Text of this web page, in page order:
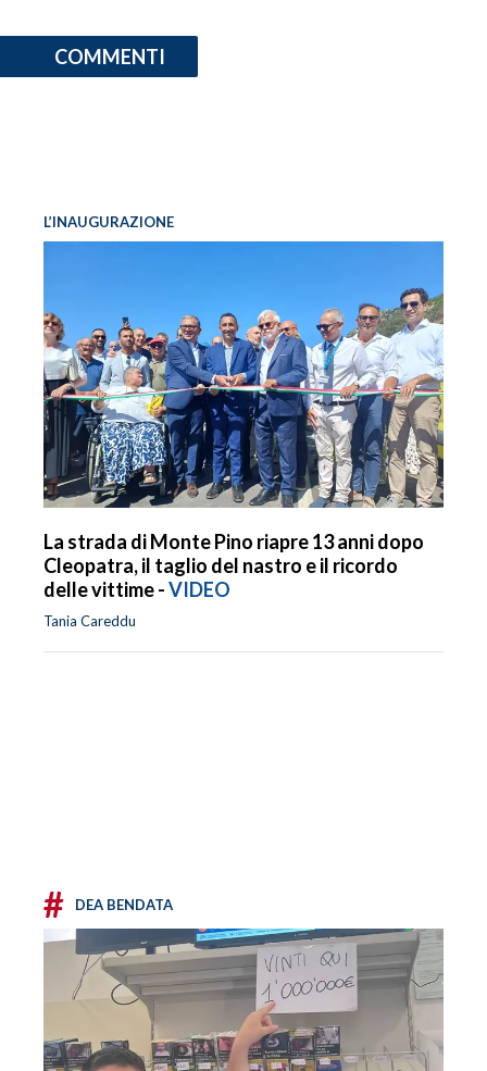
COMMENTI
L’INAUGURAZIONE
La strada di Monte Pino riapre 13 anni dopo
Cleopatra, il taglio del nastro e il ricordo
delle vittime -VIDEO
Tania Careddu
# DEA BENDATA